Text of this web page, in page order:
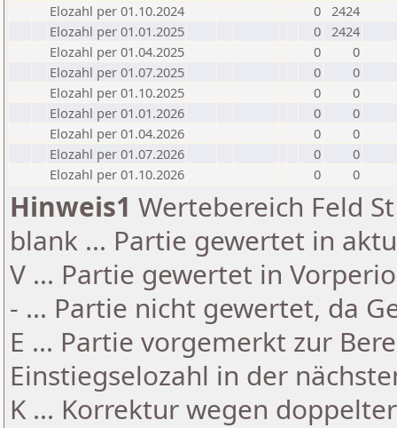
Elozahl per 01.10.2024
0 2424
Elozahl per 01.01.2025
0 2424
Elozahl per 01.04.2025
0
0
Elozahl per 01.07.2025
0
0
Elozahl per 01.10.2025
0
0
Elozahl per 01.01.2026
0
0
Elozahl per 01.04.2026
0
0
Elozahl per 01.07.2026
0
0
Elozahl per 01.10.2026
0 0
Hinweis1 Wertebereich Feld
blank ... Partie gewertet in
V ... Partie gewertet in
- ... Partie nicht gewertet, da
E ... Partie vorgemerkt zur
Einstiegselozahl in der
K ... Korrektur wegen